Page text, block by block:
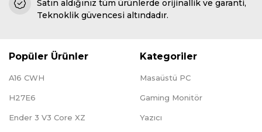
Satın aldığınız tüm ürünlerde orijinallik ve garanti,
Teknoklik güvencesi altındadır.
Popüler Ürünler
A16 CWH
H27E6
Ender 3 V3 Core XZ
Kategoriler
Masaüstü PC
Gaming Monitör
Yazıcı